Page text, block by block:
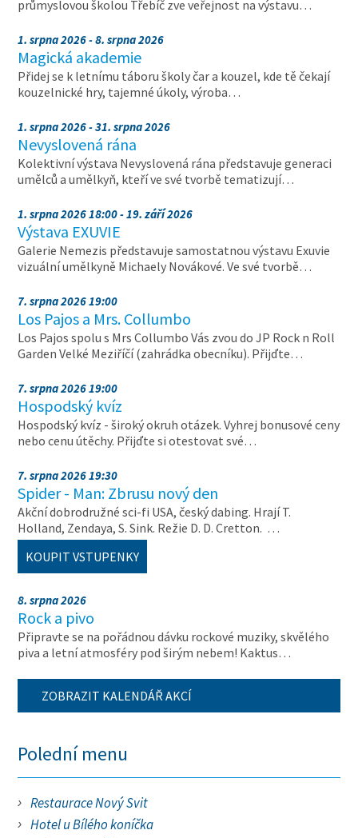
průmyslovou školou Třebíč zve veřejnost na výstavu…
1. srpna 2026 - 8. srpna 2026
Magická akademie
Přidej se k letnímu táboru školy čar a kouzel, kde tě čekají
kouzelnické hry, tajemné úkoly, výroba…
1. srpna 2026 - 31. srpna 2026
Nevyslovená rána
Kolektivní výstava Nevyslovená rána představuje generaci
umělců a umělkyň, kteří ve své tvorbě tematizují…
1. srpna 2026 18:00 - 19. září 2026
Výstava EXUVIE
Galerie Nemezis představuje samostatnou výstavu Exuvie
vizuální umělkyně Michaely Novákové. Ve své tvorbě…
7. srpna 2026 19:00
Los Pajos a Mrs. Collumbo
Los Pajos spolu s Mrs Collumbo Vás zvou do JP Rock n Roll
Garden Velké Meziříčí (zahrádka obecníku). Přijďte…
7. srpna 2026 19:00
Hospodský kvíz
Hospodský kvíz - široký okruh otázek. Vyhrej bonusové ceny
nebo cenu útěchy. Přijďte si otestovat své…
7. srpna 2026 19:30
Spider - Man: Zbrusu nový den
Akční dobrodružné sci-fi USA, český dabing. Hrají T.
Holland, Zendaya, S. Sink. Režie D. D. Cretton. …
KOUPIT VSTUPENKY
8. srpna 2026
Rock a pivo
Připravte se na pořádnou dávku rockové muziky, skvělého
piva a letní atmosféry pod širým nebem! Kaktus…
ZOBRAZIT KALENDÁŘ AKCÍ
Polední menu
Restaurace Nový Svit
Hotel u Bílého koníčka